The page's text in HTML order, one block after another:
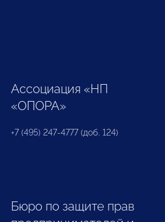
Ассоциация «НП
«ОПОРА»
+7 (495) 247-4777 (доб. 124)
Бюро по защите прав